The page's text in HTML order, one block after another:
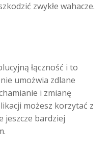
zwykłe wahacze.
łączność i to
umożwia zdlane
i zmianę
możesz korzytać z
jeszcze bardziej